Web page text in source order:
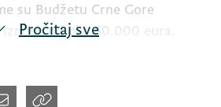
su Budžetu Crne Gore
od oko 60.000 eura.
je protiv V.L. (49)
Pročitaj sve